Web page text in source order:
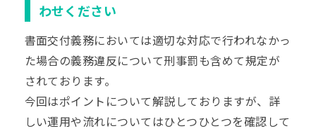
わせください
書面交付義務においては適切な対応で行われなかっ
た場合の義務違反について刑事罰も含めて規定が
されております。
今回はポイントについて解説しておりますが、詳
しい運用や流れについてはひとつひとつを確認して